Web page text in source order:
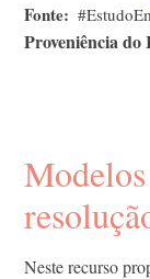
Fonte
Proveniência do
Neste recurso